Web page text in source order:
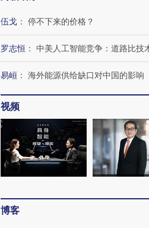
伍戈 ： 停不下来的价格？
罗志恒 ： 中美人工智能竞争：道路比技
易峘 ： 海外能源供给缺口对中国的影响
视频
博客